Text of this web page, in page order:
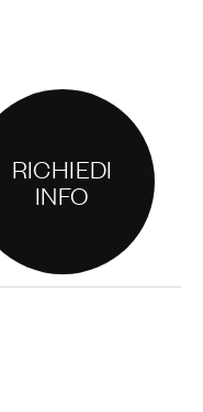
RICHIEDI
INFO